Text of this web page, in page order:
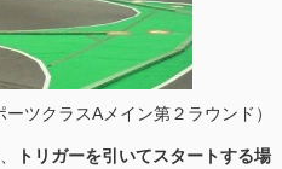
ツクラスAメイン第２ラウンド）
トリガーを引いてスタートする場